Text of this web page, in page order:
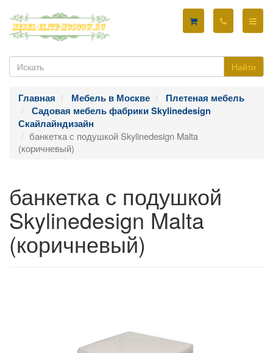
Найти
Главная Мебель в Москве
Плетеная мебель
Садовая мебель фабрики Skylinedesign
Скайлайндизайн
банкетка с подушкой Skylinedesign Malta
(коричневый)
банкетка с подушкой
Skylinedesign Malta
(коричневый)